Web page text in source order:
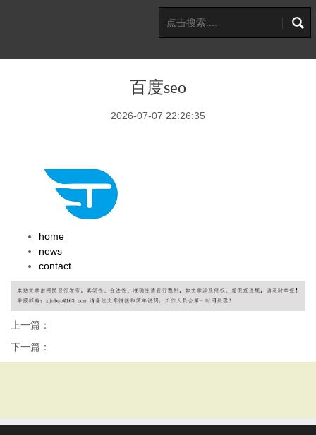
百度seo
2026-07-07 22:26:35
home
news
contact
上一篇：
下一篇：